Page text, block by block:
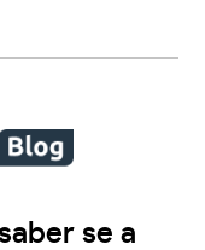
se a